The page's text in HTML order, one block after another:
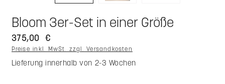
Bloom 3er-Set in einer Größe
375,00 €
Preise inkl. MwSt. zzgl. Versandkosten
Lieferung innerhalb von 2-3 Wochen